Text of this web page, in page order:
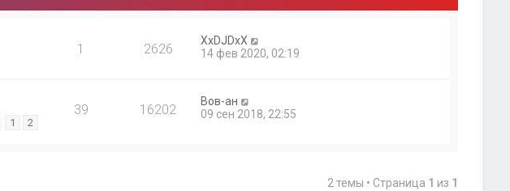
1 2626
XxDJDxX
14 фев 2020, 02:19
1 2
39 16202
Вов-ан
09 сен 2018, 22:55
2 темы • Страница 1 из 1